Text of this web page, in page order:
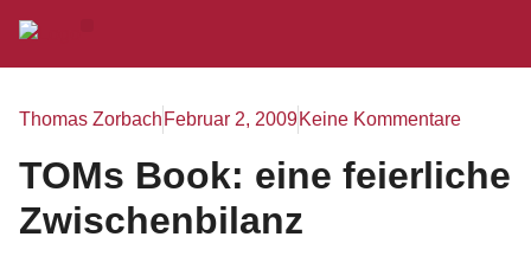
Thomas Zorbach Februar 2, 2009Keine Kommentare
TOMs Book: eine feierliche
Zwischenbilanz